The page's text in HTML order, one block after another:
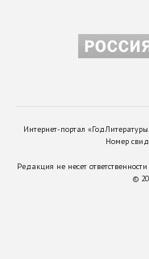
Интернет-портал
Номер
Редакция не несет
©